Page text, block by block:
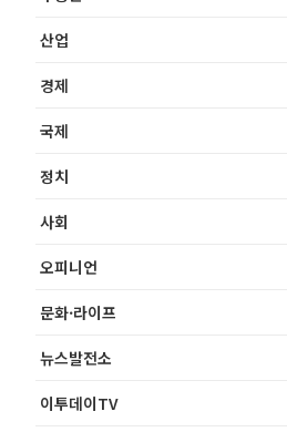
산업
경제
국제
정치
사회
오피니언
문화·라이프
뉴스발전소
이투데이TV